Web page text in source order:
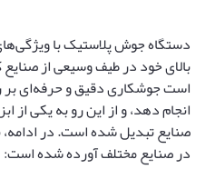
دستگاه جوش پلاستیک با
بالای خود در طیف وسیعی از
است جوشکاری دقیق و حرفه‌ای بر
انجام دهد، و از این رو به یکی از
صنایع تبدیل شده است. در
در صنایع مختلف آورده شده است: